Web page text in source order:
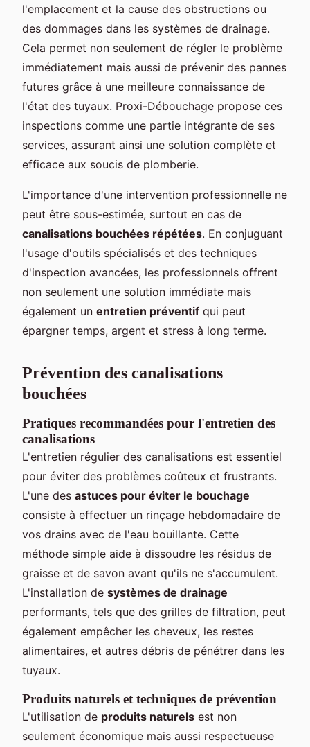
l'emplacement et la cause des obstructions ou
des dommages dans les systèmes de drainage.
Cela permet non seulement de régler le problème
immédiatement mais aussi de prévenir des pannes
futures grâce à une meilleure connaissance de
l'état des tuyaux. Proxi-Débouchage propose ces
inspections comme une partie intégrante de ses
services, assurant ainsi une solution complète et
efficace aux soucis de plomberie.
L'importance d'une intervention professionnelle ne
peut être sous-estimée, surtout en cas de
canalisations bouchées répétées. En conjuguant
l'usage d'outils spécialisés et des techniques
d'inspection avancées, les professionnels offrent
non seulement une solution immédiate mais
également un entretien préventif qui peut
épargner temps, argent et stress à long terme.
Prévention des canalisations
bouchées
Pratiques recommandées pour l'entretien des
canalisations
L'entretien régulier des canalisations est essentiel
pour éviter des problèmes coûteux et frustrants.
L'une des astuces pour éviter le bouchage
consiste à effectuer un rinçage hebdomadaire de
vos drains avec de l'eau bouillante. Cette
méthode simple aide à dissoudre les résidus de
graisse et de savon avant qu'ils ne s'accumulent.
L'installation de systèmes de drainage
performants, tels que des grilles de filtration, peut
également empêcher les cheveux, les restes
alimentaires, et autres débris de pénétrer dans les
tuyaux.
Produits naturels et techniques de prévention
L'utilisation de produits naturels est non
seulement économique mais aussi respectueuse